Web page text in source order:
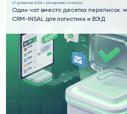
27 февраля 2026 г. | Академия селлера
Один чат вместо десятка переписок:
CRM-INSAL для логистики и ВЭД